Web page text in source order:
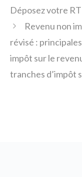
Déposez votre
Revenu non
révisé :
impôt sur le
tranches d’impôt